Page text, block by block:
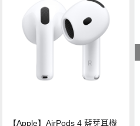
【Apple】AirPods 4 藍芽耳機